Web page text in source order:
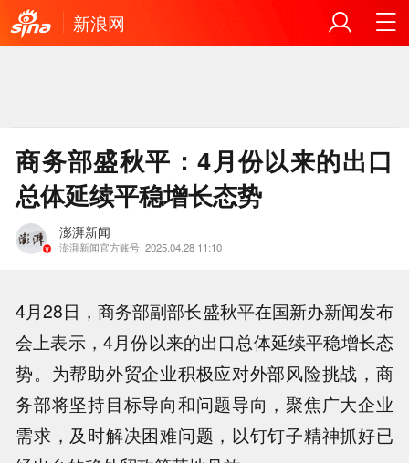
新浪网
商务部盛秋平：4月份以来的出口
总体延续平稳增长态势
澎湃新闻
澎湃新闻官方账号 2025.04.28 11:10
4月28日，商务部副部长盛秋平在国新办新闻发布
会上表示，4月份以来的出口总体延续平稳增长态
势。为帮助外贸企业积极应对外部风险挑战，商
务部将坚持目标导向和问题导向，聚焦广大企业
需求，及时解决困难问题，以钉钉子精神抓好已